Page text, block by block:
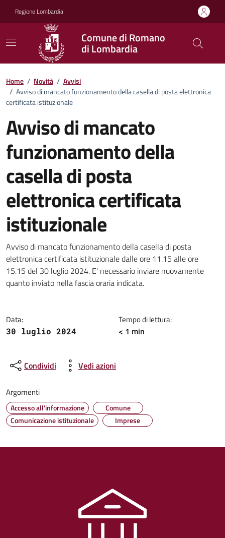
Regione Lombardia
Comune di Romano
di Lombardia
Home / Novità / Avvisi
/ Avviso di mancato funzionamento della casella di posta elettronica
certificata istituzionale
Avviso di mancato
funzionamento della
casella di posta
elettronica certificata
istituzionale
Dettagli della notizia
Avviso di mancato funzionamento della casella di posta
elettronica certificata istituzionale dalle ore 11.15 alle ore
15.15 del 30 luglio 2024. E' necessario inviare nuovamente
quanto inviato nella fascia oraria indicata.
Data:
30 luglio 2024
Tempo di lettura:
< 1 min
Condividi Vedi azioni
Argomenti
Accesso all'informazione
Comune
Comunicazione istituzionale
Imprese